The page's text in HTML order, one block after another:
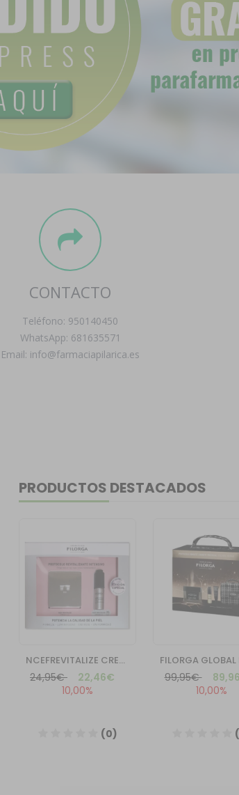
CONTACTO
Teléfono: 950140450
WhatsApp: 681635571
Email: info@farmaciapilarica.es